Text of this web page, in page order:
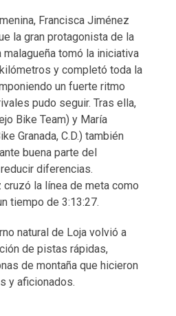
Francisca Jiménez
la gran protagonista de la
malagueña tomó la iniciativa
y completó toda la
un fuerte ritmo
pudo seguir. Tras ella,
Bike Team) y María
Granada, C.D.) también
buena parte del
diferencias.
la línea de meta como
tiempo de 3:13:27.
natural de Loja volvió a
de pistas rápidas,
de montaña que hicieron
y aficionados.